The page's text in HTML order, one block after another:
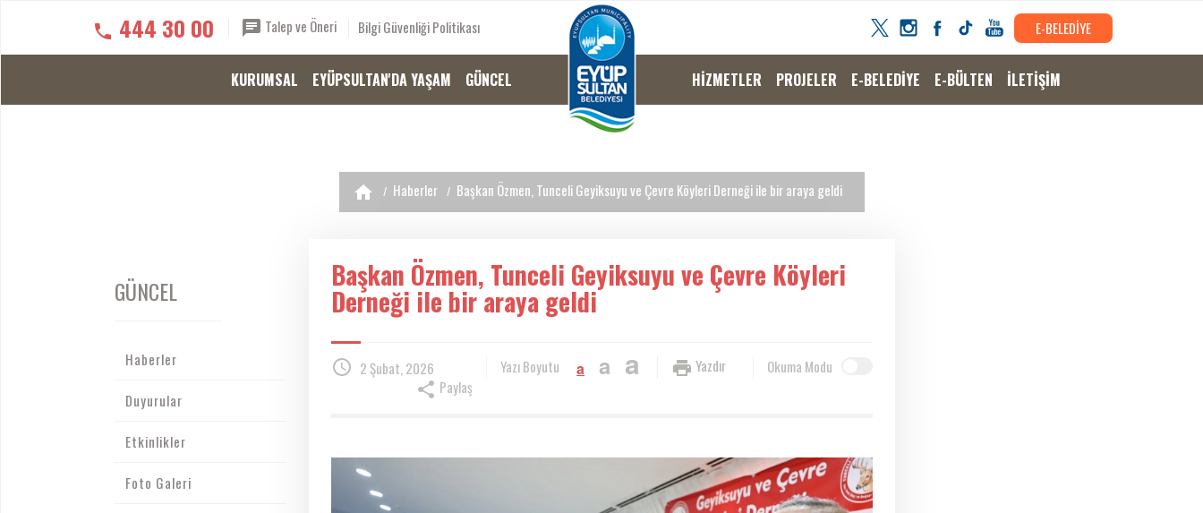
444 30 00 Talep ve Öneri Bilgi Güvenliği Politikası E-BELEDİYE
KURUMSAL EYÜPSULTAN'DA YAŞAM GÜNCEL HİZMETLER PROJELER E-BELEDİYE E-BÜLTEN İLETİŞİM
Haberler Başkan Özmen, Tunceli Geyiksuyu ve Çevre Köyleri Derneği ile bir araya geldi
GÜNCEL
Haberler
Duyurular
Etkinlikler
Foto Galeri
Başkan Özmen, Tunceli Geyiksuyu ve Çevre Köyleri
Derneği ile bir araya geldi
2 Şubat, 2026 Okuma Modu
Yazdır
Yazı Boyutu a a a
Paylaş